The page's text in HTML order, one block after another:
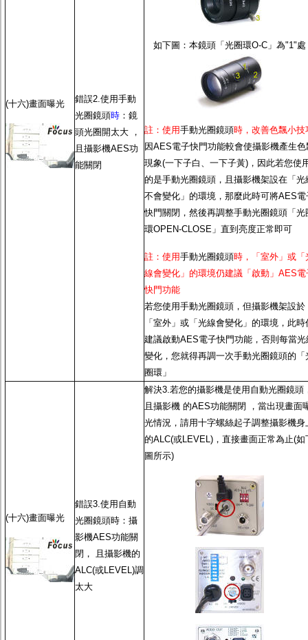
(十六)畫面曝光 錯誤2.使用手動
光圈鏡頭時 ：鏡
頭光圈開太大 ，
且攝影機AES功
能關閉
如下圖：本鏡頭「光圈環O-C」為"1"處
註：使用手動光圈鏡頭時，改善色飄小技
因AES電子快門功能較會使攝影機產生色
現象(一下子白、一下子黃)，因此若您使
的是手動光圈鏡頭 ，且攝影機架設在「光
不會變化」的環境，那麼此時可將AES電
快門 關閉，然後再調整手動光圈鏡頭 「
環OPEN-CLOSE」直到亮度正常即可
註：使用手動光圈鏡頭時，「室外」或「
線會變化」的環境仍建議「啟動」 AES電
快門功能
若您使用手動光圈鏡頭 ，但攝影機架設於
「室外」或「光線會變化」的環境，此時
建議啟動AES電子快門功能 ，否則每當
變化，您就得再調一次手動光圈鏡頭的「
圈環」
(十六)畫面曝光
錯誤3.使用 自動
光圈鏡頭時：攝
影機AES功能關
閉， 且攝影機的
ALC(或LEVEL)調
太大
解決3.若您的攝影機是使用 自動光圈鏡頭
且攝影機 的AES功能關閉 ，當出現畫面
光情況，請用十字螺絲起子調整攝影機身
的ALC(或LEVEL)，直接畫面正常為止(如
圖所示)